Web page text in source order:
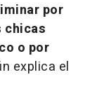
por
chicas
o por
explica el